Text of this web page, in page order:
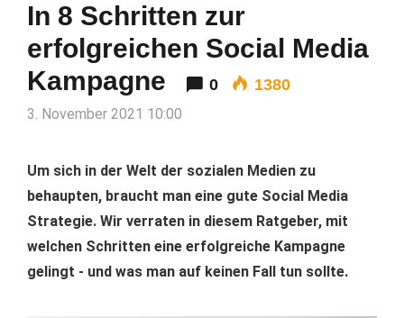
In 8 Schritten zur
erfolgreichen Social Media
Kampagne
0 1380
3. November 2021 10:00
Um sich in der Welt der sozialen Medien zu
behaupten, braucht man eine gute Social Media
Strategie. Wir verraten in diesem Ratgeber, mit
welchen Schritten eine erfolgreiche Kampagne
gelingt - und was man auf keinen Fall tun sollte.